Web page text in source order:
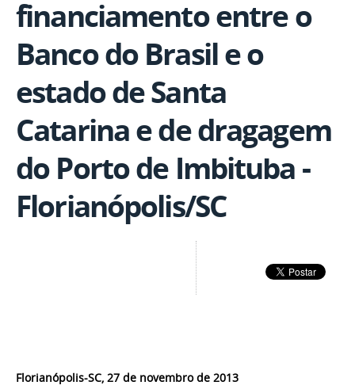
financiamento entre o
Banco do Brasil e o
estado de Santa
Catarina e de dragagem
do Porto de Imbituba -
Florianópolis/SC
Florianópolis-SC, 27 de novembro de 2013